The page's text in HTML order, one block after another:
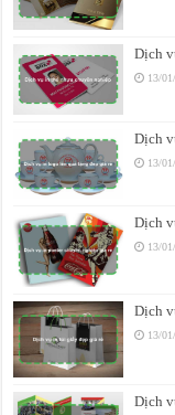
Dịch
13/
Dịch
13/
Dịch
13/
Dịch
13/
Dịch